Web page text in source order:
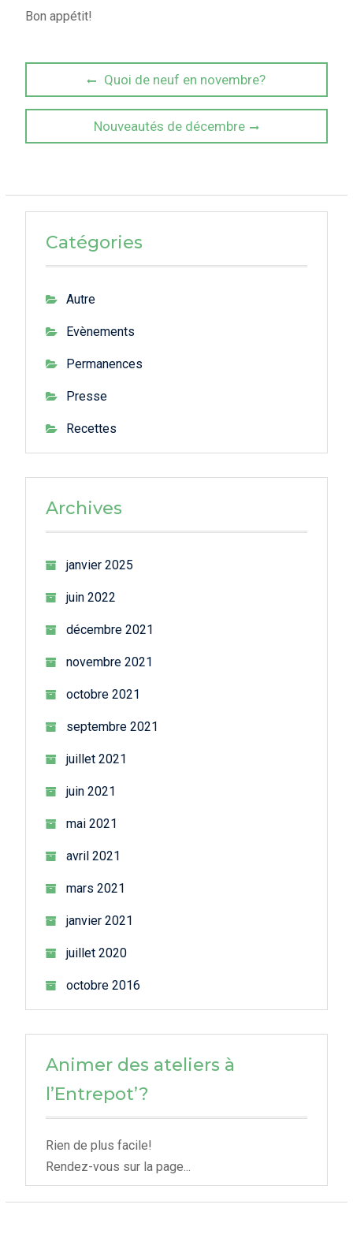
Bon appétit!
Navigation
de
Previous
post:
Quoi de neuf en novembre?
Next
post:
Nouveautés de décembre
Catégories
Autre
Evènements
Permanences
Presse
Recettes
Archives
janvier 2025
juin 2022
décembre 2021
novembre 2021
octobre 2021
septembre 2021
juillet 2021
juin 2021
mai 2021
avril 2021
mars 2021
janvier 2021
juillet 2020
octobre 2016
Animer des ateliers à
l’Entrepot’?
Rien de plus facile!
Rendez-vous sur la page...